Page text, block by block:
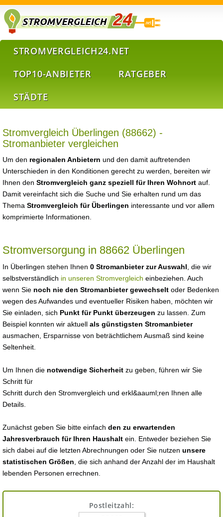
STROMVERGLEICH24.NET
TOP10-ANBIETER
RATGEBER
STÄDTE
Stromvergleich Überlingen (88662) -
Stromanbieter vergleichen
Um den regionalen Anbietern und den damit auftretenden
Unterschieden in den Konditionen gerecht zu werden, bereiten wir
Ihnen den Stromvergleich ganz speziell für Ihren Wohnort auf.
Damit vereinfacht sich die Suche und Sie erhalten rund um das
Thema Stromvergleich für Überlingen interessante und vor allem
komprimierte Informationen.
Stromversorgung in 88662 Überlingen
In Überlingen stehen Ihnen 0 Stromanbieter zur Auswahl , die wir
selbstverständlich in unseren Stromvergleich einbeziehen. Auch
wenn Sie noch nie den Stromanbieter gewechselt oder Bedenken
wegen des Aufwandes und eventueller Risiken haben, möchten wir
Sie einladen, sich Punkt für Punkt überzeugen zu lassen. Zum
Beispiel konnten wir aktuell als günstigsten Stromanbieter
ausmachen, Ersparnisse von beträchtlichem Ausmaß sind keine
Seltenheit.
Um Ihnen die notwendige Sicherheit zu geben, führen wir Sie
Schritt für
Schritt durch den Stromvergleich und erkl&aauml;ren Ihnen alle
Details.
Zunächst geben Sie bitte einfach den zu erwartenden
Jahresverbrauch für Ihren Haushalt ein. Entweder beziehen Sie
sich dabei auf die letzten Abrechnungen oder Sie nutzen unsere
statistischen Größen , die sich anhand der Anzahl der im Haushalt
lebenden Personen errechnen.
Postleitzahl: